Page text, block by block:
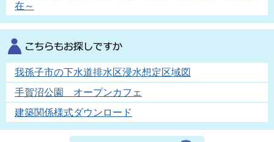
在～
我孫子市の下水道排水区浸水想定区域図
手賀沼公園 オープンカフェ
建築関係様式ダウンロード